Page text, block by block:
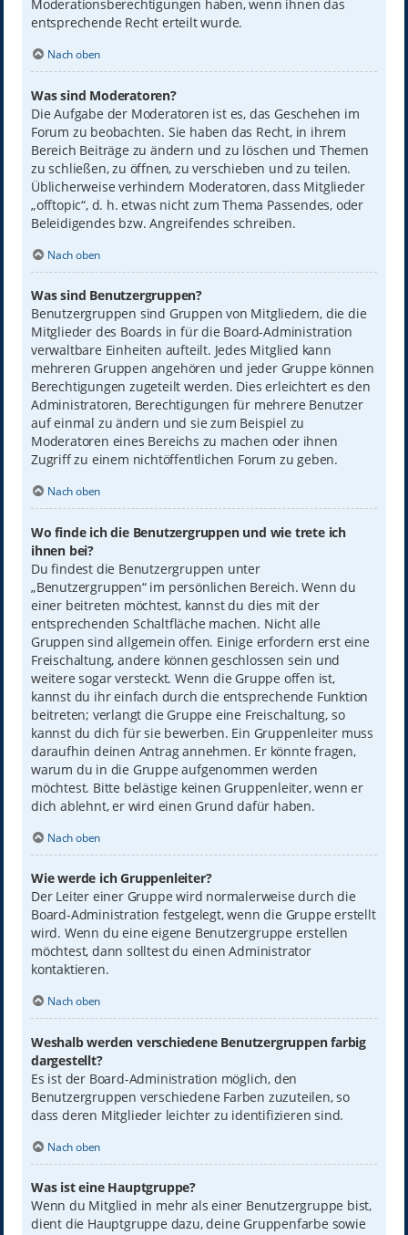
Moderationsberechtigungen haben, wenn ihnen das
entsprechende Recht erteilt wurde.
Nach oben
Was sind Moderatoren?
Die Aufgabe der Moderatoren ist es, das Geschehen im
Forum zu beobachten. Sie haben das Recht, in ihrem
Bereich Beiträge zu ändern und zu löschen und Themen
zu schließen, zu öffnen, zu verschieben und zu teilen.
Üblicherweise verhindern Moderatoren, dass Mitglieder
„offtopic“, d. h. etwas nicht zum Thema Passendes, oder
Beleidigendes bzw. Angreifendes schreiben.
Nach oben
Was sind Benutzergruppen?
Benutzergruppen sind Gruppen von Mitgliedern, die die
Mitglieder des Boards in für die Board-Administration
verwaltbare Einheiten aufteilt. Jedes Mitglied kann
mehreren Gruppen angehören und jeder Gruppe können
Berechtigungen zugeteilt werden. Dies erleichtert es den
Administratoren, Berechtigungen für mehrere Benutzer
auf einmal zu ändern und sie zum Beispiel zu
Moderatoren eines Bereichs zu machen oder ihnen
Zugriff zu einem nichtöffentlichen Forum zu geben.
Nach oben
Wo finde ich die Benutzergruppen und wie trete ich
ihnen bei?
Du findest die Benutzergruppen unter
„Benutzergruppen“ im persönlichen Bereich. Wenn du
einer beitreten möchtest, kannst du dies mit der
entsprechenden Schaltfläche machen. Nicht alle
Gruppen sind allgemein offen. Einige erfordern erst eine
Freischaltung, andere können geschlossen sein und
weitere sogar versteckt. Wenn die Gruppe offen ist,
kannst du ihr einfach durch die entsprechende Funktion
beitreten; verlangt die Gruppe eine Freischaltung, so
kannst du dich für sie bewerben. Ein Gruppenleiter muss
daraufhin deinen Antrag annehmen. Er könnte fragen,
warum du in die Gruppe aufgenommen werden
möchtest. Bitte belästige keinen Gruppenleiter, wenn er
dich ablehnt, er wird einen Grund dafür haben.
Nach oben
Wie werde ich Gruppenleiter?
Der Leiter einer Gruppe wird normalerweise durch die
Board-Administration festgelegt, wenn die Gruppe erstellt
wird. Wenn du eine eigene Benutzergruppe erstellen
möchtest, dann solltest du einen Administrator
kontaktieren.
Nach oben
Weshalb werden verschiedene Benutzergruppen farbig
dargestellt?
Es ist der Board-Administration möglich, den
Benutzergruppen verschiedene Farben zuzuteilen, so
dass deren Mitglieder leichter zu identifizieren sind.
Nach oben
Was ist eine Hauptgruppe?
Wenn du Mitglied in mehr als einer Benutzergruppe bist,
dient die Hauptgruppe dazu, deine Gruppenfarbe sowie